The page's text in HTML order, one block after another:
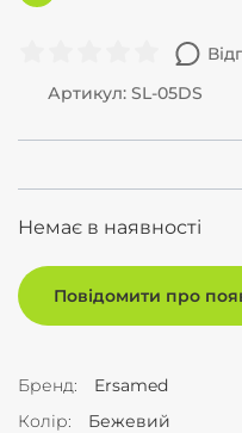
Артикул: SL-05DS
Немає в наявності
Повідомити про
Бренд
Ersamed
Колір
Бежевий